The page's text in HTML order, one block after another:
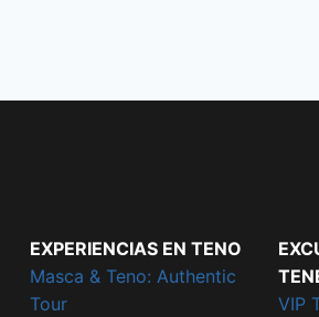
EXPERIENCIAS EN TENO
Masca & Teno: Authentic
Tour
VIP